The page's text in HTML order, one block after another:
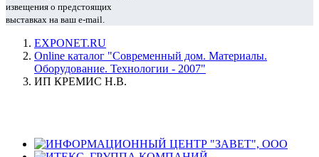
извещения о предстоящих
выставках на ваш e-mail.
EXPONET.RU
Online каталог "Современный дом. Материалы.
Оборудование. Технологии - 2007"
ИП КРЕМИС Н.В.